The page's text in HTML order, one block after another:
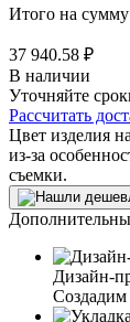
Итого на сумму
37 940.58 ₽
В наличии
Уточняйте
Рассчитать
Цвет изделия
из-за
съемки.
Дизайн-